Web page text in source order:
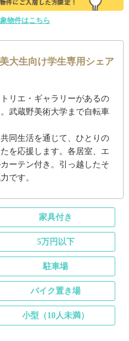
物件はこちら
大生向け学生専用シェア
リエ・ギャラリーがあるの
武蔵野美術大学まで自転車
同生活を通じて、ひとりの
を応援します。各居室、エ
ーテン付き。引っ越したそ
です。
家具付き
5万円以下
駐車場
バイク置き場
小型（10人未満）